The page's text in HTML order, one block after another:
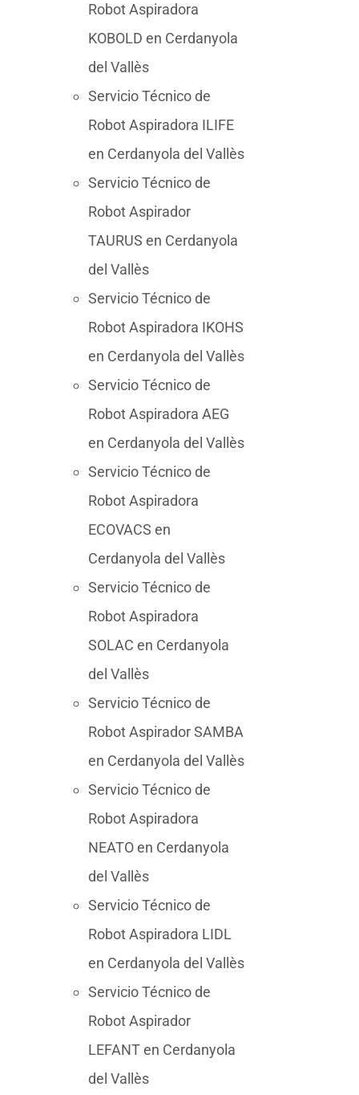
Robot Aspiradora
KOBOLD en Cerdanyola
del Vallès
Servicio Técnico de
Robot Aspiradora ILIFE
en Cerdanyola del Vallès
Servicio Técnico de
Robot Aspirador
TAURUS en Cerdanyola
del Vallès
Servicio Técnico de
Robot Aspiradora IKOHS
en Cerdanyola del Vallès
Servicio Técnico de
Robot Aspiradora AEG
en Cerdanyola del Vallès
Servicio Técnico de
Robot Aspiradora
ECOVACS en
Cerdanyola del Vallès
Servicio Técnico de
Robot Aspiradora
SOLAC en Cerdanyola
del Vallès
Servicio Técnico de
Robot Aspirador SAMBA
en Cerdanyola del Vallès
Servicio Técnico de
Robot Aspiradora
NEATO en Cerdanyola
del Vallès
Servicio Técnico de
Robot Aspiradora LIDL
en Cerdanyola del Vallès
Servicio Técnico de
Robot Aspirador
LEFANT en Cerdanyola
del Vallès